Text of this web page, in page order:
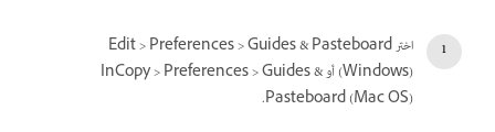
اختر Edit > Preferences > Guides & Pasteboard
(Windows) أو InCopy > Preferences > Guides &
Pasteboard (Mac OS).